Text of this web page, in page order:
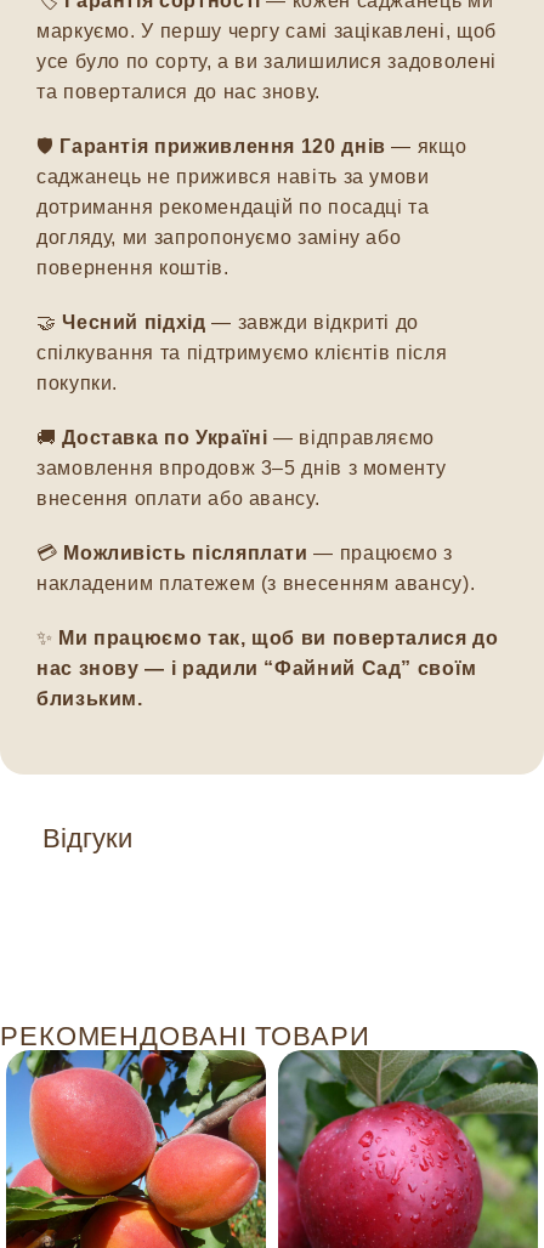
Відгуки
маркуємо. У першу чергу самі зацікавлені, щоб
усе було по сорту, а ви залишилися задоволені
та поверталися до нас знову.
🛡️ Гарантія приживлення 120 днів — якщо
саджанець не прижився навіть за умови
дотримання рекомендацій по посадці та
догляду, ми запропонуємо заміну або
повернення коштів.
🤝Чесний підхід — завжди відкриті до
спілкування та підтримуємо клієнтів після
покупки.
🚚Доставка по Україні — відправляємо
замовлення впродовж 3–5 днів з моменту
внесення оплати або авансу.
💳 Можливість післяплати — працюємо з
накладеним платежем (з внесенням авансу).
✨ Ми працюємо так, щоб ви поверталися до
нас знову — і радили “Файний Сад” своїм
близьким.
РЕКОМЕНДОВАНІ ТОВАРИ